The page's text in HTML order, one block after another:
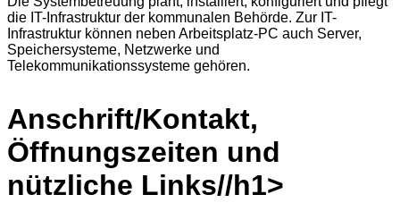
die IT-Infrastruktur der kommunalen Behörde. Zur IT-
Infrastruktur können neben Arbeitsplatz-PC auch Server,
Speichersysteme, Netzwerke und
Telekommunikationssysteme gehören.
Anschrift/Kontakt,
Öffnungszeiten und
nützliche Links//h1>